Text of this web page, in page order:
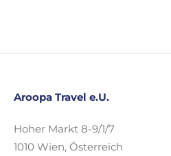
Aroopa Travel e.U.
Hoher Markt 8-9/1/7
1010 Wien, Österreich